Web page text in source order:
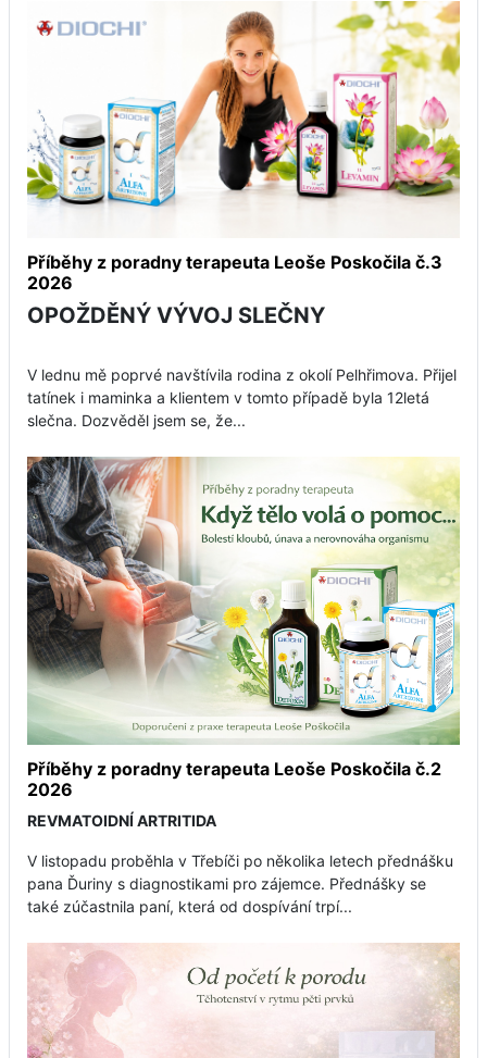
Příběhy z poradny terapeuta Leoše Poskočila č.3
2026
OPOŽDĚNÝ VÝVOJ SLEČNY
V lednu mě poprvé navštívila rodina z okolí Pelhřimova. Přijel
tatínek i maminka a klientem v tomto případě byla 12letá
slečna. Dozvěděl jsem se, že...
Příběhy z poradny terapeuta Leoše Poskočila č.2
2026
REVMATOIDNÍ ARTRITIDA
V listopadu proběhla v Třebíči po několika letech přednášku
pana Ďuriny s diagnostikami pro zájemce. Přednášky se
také zúčastnila paní, která od dospívání trpí...